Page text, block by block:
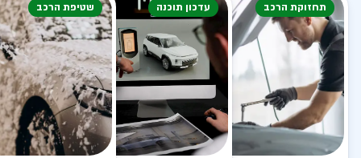
תחזוקת הרכב עדכון תוכנה שטיפת הרכב